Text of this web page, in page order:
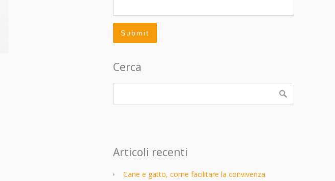
Cerca
Articoli recenti
Cane e gatto, come facilitare la convivenza